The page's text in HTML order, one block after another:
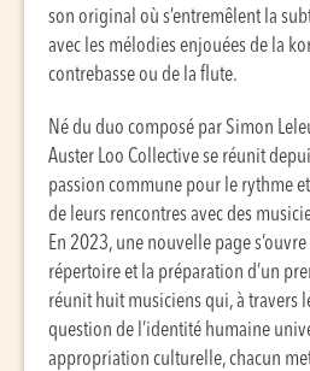
son original où s’entremêlent la
avec les mélodies enjouées de la
contrebasse ou de la flute.
Né du duo composé par Simon
Auster Loo Collective se réunit
passion commune pour le rythme
de leurs rencontres avec des
En 2023, une nouvelle page
répertoire et la préparation d’un
réunit huit musiciens qui, à travers
question de l’identité humaine
appropriation culturelle, chacun